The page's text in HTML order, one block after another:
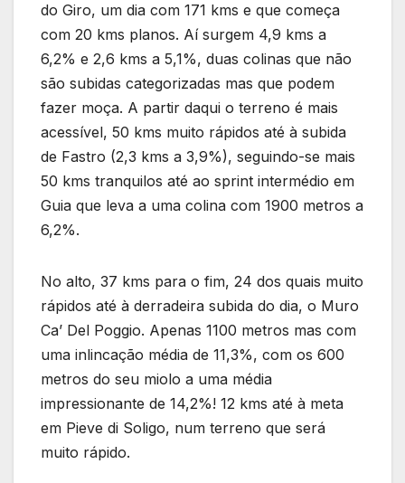
do Giro, um dia com 171 kms e que começa
com 20 kms planos. Aí surgem 4,9 kms a
6,2% e 2,6 kms a 5,1%, duas colinas que não
são subidas categorizadas mas que podem
fazer moça. A partir daqui o terreno é mais
acessível, 50 kms muito rápidos até à subida
de Fastro (2,3 kms a 3,9%), seguindo-se mais
50 kms tranquilos até ao sprint intermédio em
Guia que leva a uma colina com 1900 metros a
6,2%.
No alto, 37 kms para o fim, 24 dos quais muito
rápidos até à derradeira subida do dia, o Muro
Ca’ Del Poggio. Apenas 1100 metros mas com
uma inlincação média de 11,3%, com os 600
metros do seu miolo a uma média
impressionante de 14,2%! 12 kms até à meta
em Pieve di Soligo, num terreno que será
muito rápido.